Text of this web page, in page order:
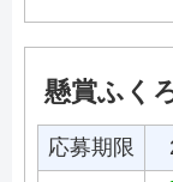
懸賞ふく
応募期限